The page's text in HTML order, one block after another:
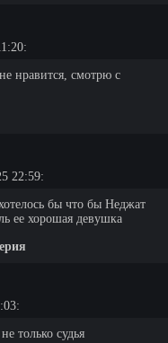
нравится, смотрю с
22:59:
бы что бы Неджат
ее хорошая девушка
только судья